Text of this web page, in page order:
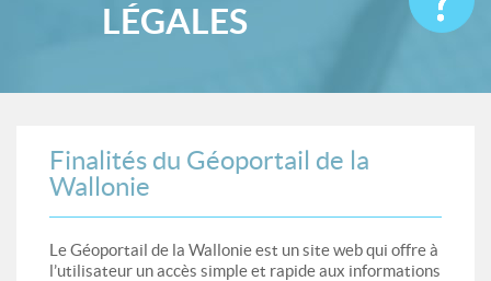
LÉGALES
Finalités du Géoportail de la
Wallonie
Le Géoportail de la Wallonie est un site web qui offre à
l’utilisateur un accès simple et rapide aux informations